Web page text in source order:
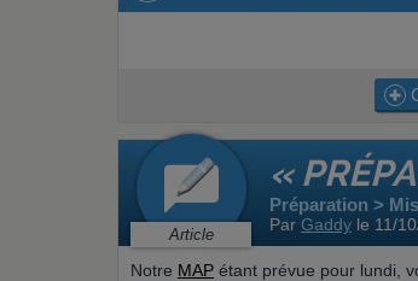
Article
«
Préparation >
Par Gaddy le 11/
Notre MAP étant prévue pour lundi,